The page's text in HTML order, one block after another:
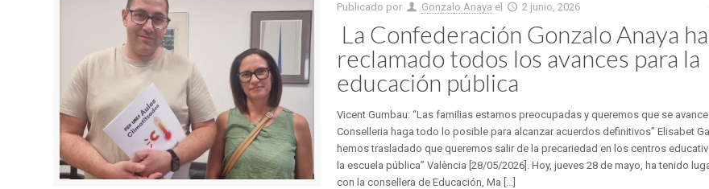
Publicado por Gonzalo Anaya el 2 junio, 2026
La Confederación Gonzalo Anaya ha
reclamado todos los avances para la
educación pública
Vicent Gumbau: “Las familias estamos preocupadas y queremos que se
Conselleria haga todo lo posible para alcanzar acuerdos definitivos” Elisabet
hemos trasladado que queremos salir de la precariedad en los centros
la escuela pública” València [28/05/2026]. Hoy, jueves 28 de mayo, ha tenido
con la consellera de Educación, Ma [...]